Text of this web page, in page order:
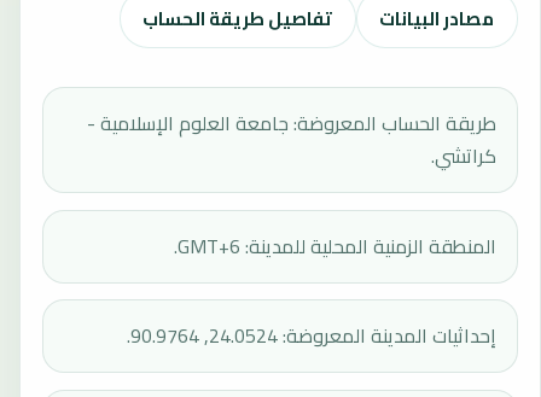
مصادر البيانات تفاصيل طريقة الحساب
طريقة الحساب المعروضة: جامعة العلوم الإسلامية -
كراتشي.
المنطقة الزمنية المحلية للمدينة: GMT+6.
إحداثيات المدينة المعروضة: 24.0524, 90.9764.